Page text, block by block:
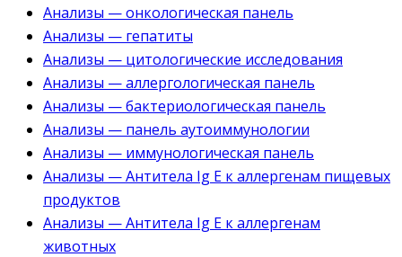
Анализы — онкологическая панель
Анализы — гепатиты
Анализы — цитологические исследования
Анализы — аллергологическая панель
Анализы — бактериологическая панель
Анализы — панель аутоиммунологии
Анализы — иммунологическая панель
Анализы — Антитела Ig E к аллергенам пищевых
продуктов
Анализы — Антитела Ig E к аллергенам
животных